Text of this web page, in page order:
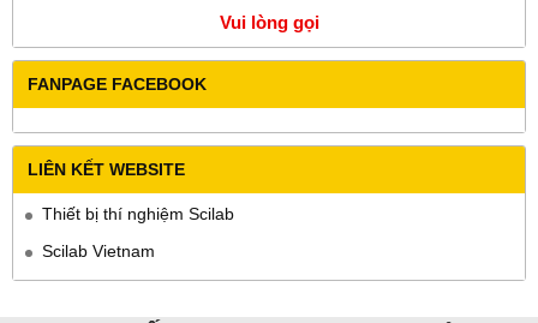
Vui lòng gọi
FANPAGE FACEBOOK
LIÊN KẾT WEBSITE
Thiết bị thí nghiệm Scilab
Scilab Vietnam